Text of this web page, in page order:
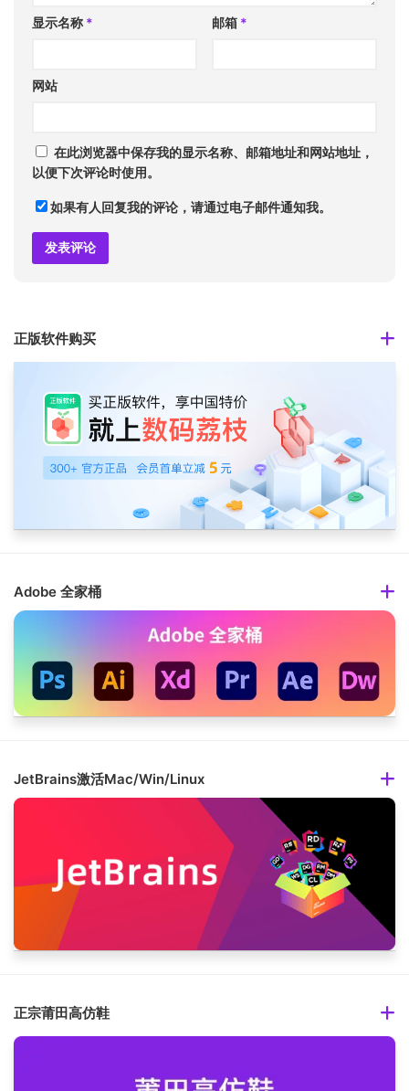
显示名称 * 邮箱 *
网站
在此浏览器中保存我的显示名称、邮箱地址和网站地址，
以便下次评论时使用。
如果有人回复我的评论，请通过电子邮件通知我。
正版软件购买
Adobe 全家桶
JetBrains激活Mac/Win/Linux
正宗莆田高仿鞋